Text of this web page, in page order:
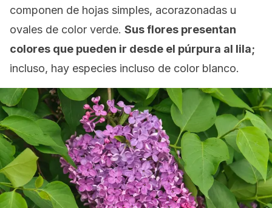
componen de hojas simples, acorazonadas u
ovales de color verde. Sus flores presentan
colores que pueden ir desde el púrpura al lila;
incluso, hay especies incluso de color blanco.